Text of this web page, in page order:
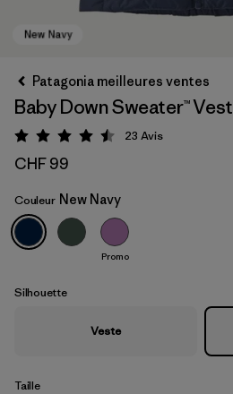
New Navy
Patagonia meilleures ventes
Baby Down Sweater™ Vest
Évaluation: 4.5 / 5
23 Avis
CHF 99
Couleur New Navy
Promo
Silhouette
Veste
Taille